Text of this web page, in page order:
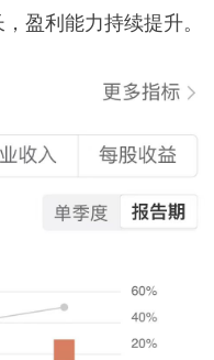
盈利能力持续提升。